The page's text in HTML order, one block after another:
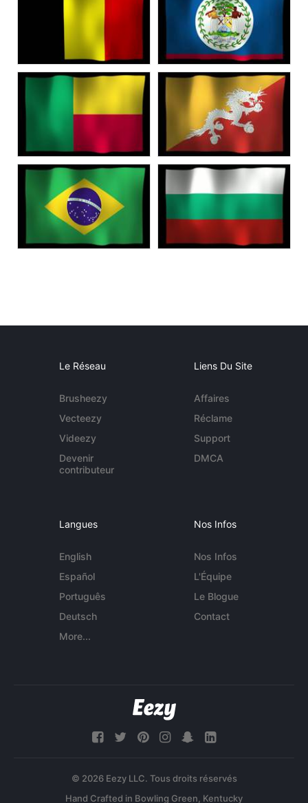
Le Réseau
Brusheezy
Vecteezy
Videezy
Devenir
contributeur
Liens Du Site
Affaires
Réclame
Support
DMCA
Langues
English
Español
Português
Deutsch
More...
Nos Infos
Nos Infos
L'Équipe
Le Blogue
Contact
© 2026 Eezy LLC. Tous droits réservés